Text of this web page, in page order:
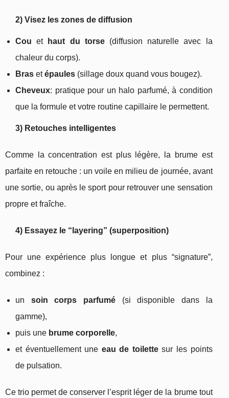
2) Visez les zones de diffusion
Cou et haut du torse(diffusion naturelle avec la
chaleur du corps).
Bras etépaules (sillage doux quand vous bougez).
Cheveux: pratique pour un halo parfumé, à condition
que la formule et votre routine capillaire le permettent.
3) Retouches intelligentes
Comme la concentration est plus légère, la brume est
parfaite en retouche : un voile en milieu de journée, avant
une sortie, ou après le sport pour retrouver une sensation
propre et fraîche.
4) Essayez le “layering” (superposition)
Pour une expérience plus longue et plus “signature”,
combinez :
un soin corps parfumé(si disponible dans la
gamme),
puis une brume corporelle,
et éventuellement une eau de toilettesur les points
de pulsation.
Ce trio permet de conserver l’esprit léger de la brume tout